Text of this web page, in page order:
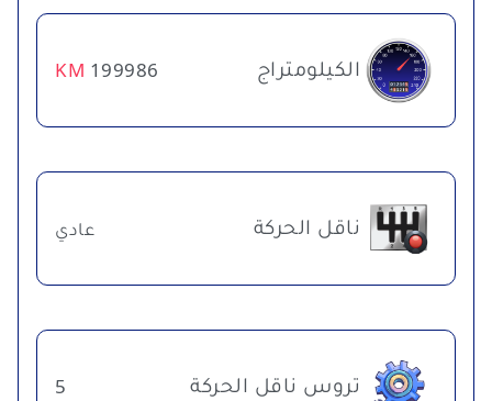
الكيلومتراج 199986
KM
ناقل الحركة عادي
تروس ناقل الحركة 5